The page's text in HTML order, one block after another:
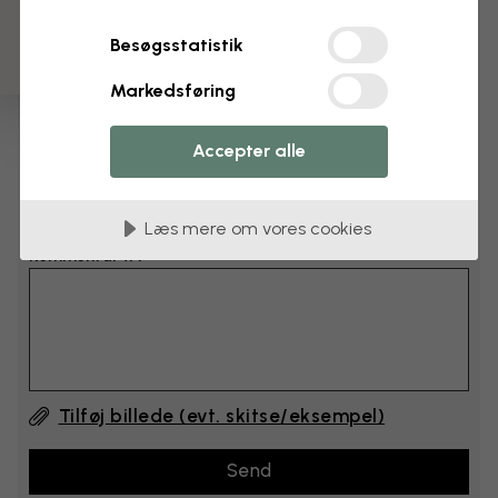
Læg 6–10 cm til både bredden og højden
Tilføj kommentarer
Kommentar #1
Tilføj billede (evt. skitse/eksempel)
Besøgsstatistik
Markedsføring
Accepter alle
Læs mere om vores cookies